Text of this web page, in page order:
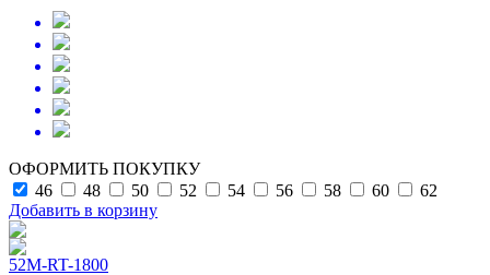
ОФОРМИТЬ ПОКУПКУ
46
48 50 52 54 56 58 60
62
Добавить в корзину
52M-RT-1800